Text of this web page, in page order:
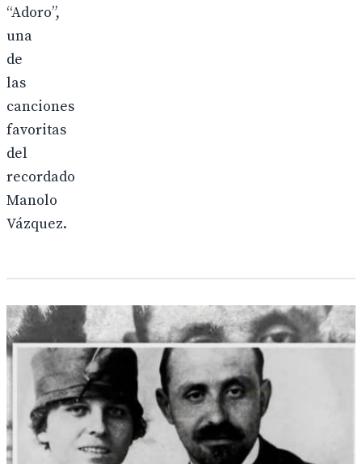
“Adoro”,
una
de
las
canciones
favoritas
del
recordado
Manolo
Vázquez.